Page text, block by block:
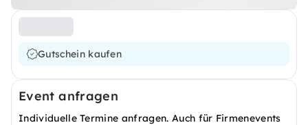
Gutschein kaufen
Event anfragen
Individuelle Termine anfragen. Auch für Firmenevents